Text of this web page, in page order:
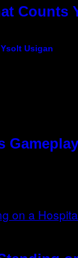
Ysolt Usigan